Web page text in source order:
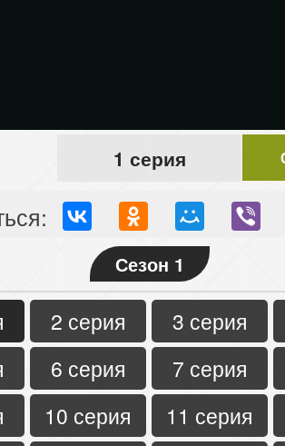
1 серия
Сезон 1
2 серия
3 серия
6 серия
7 серия
10 серия
11 серия